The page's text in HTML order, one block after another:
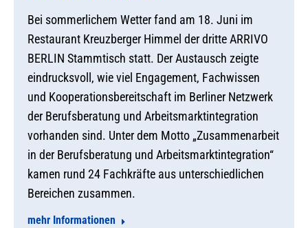
Bei sommerlichem Wetter fand am 18. Juni im
Restaurant Kreuzberger Himmel der dritte ARRIVO
BERLIN Stammtisch statt. Der Austausch zeigte
eindrucksvoll, wie viel Engagement, Fachwissen
und Kooperationsbereitschaft im Berliner Netzwerk
der Berufsberatung und Arbeitsmarktintegration
vorhanden sind. Unter dem Motto „Zusammenarbeit
in der Berufsberatung und Arbeitsmarktintegration“
kamen rund 24 Fachkräfte aus unterschiedlichen
Bereichen zusammen.
mehr Informationen